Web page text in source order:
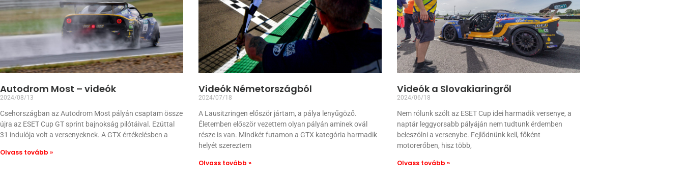
Autodrom Most – videók
2024/08/13
Csehországban az Autodrom Most pályán csaptam össze
újra az ESET Cup GT sprint bajnokság pilótáival. Ezúttal
31 indulója volt a versenyeknek. A GTX értékelésben a
Olvass tovább »
Videók Németországból
2024/07/18
A Lausitzringen először jártam, a pálya lenyűgöző.
Életemben először vezettem olyan pályán aminek ovál
része is van. Mindkét futamon a GTX kategória harmadik
helyét szereztem
Olvass tovább »
Videók a Slovakiaringről
2024/06/18
Nem rólunk szólt az ESET Cup idei harmadik versenye, a
naptár leggyorsabb pályáján nem tudtunk érdemben
beleszólni a versenybe. Fejlődnünk kell, főként
motorerőben, hisz több,
Olvass tovább »